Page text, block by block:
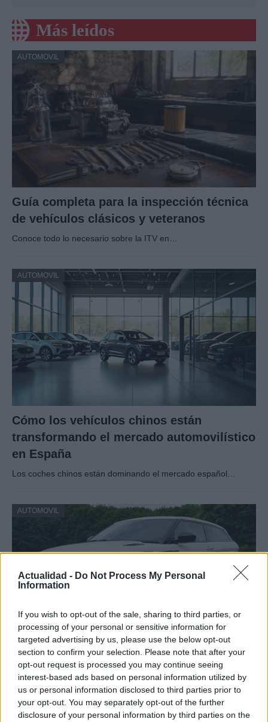
Actualidad - Do Not Process My Personal
Information
If you wish to opt-out of the sale, sharing to third parties, or
processing of your personal or sensitive information for
targeted advertising by us, please use the below opt-out
section to confirm your selection. Please note that after your
opt-out request is processed you may continue seeing
interest-based ads based on personal information utilized by
us or personal information disclosed to third parties prior to
your opt-out. You may separately opt-out of the further
disclosure of your personal information by third parties on the
Más leídos
AUTOMOVIL
Guía completa para la inspección técnica
de vehículos clásicos y veteranos
Conoce todo lo necesario sobre la ITV en…
AUTOMOVIL
Cómo los vehículos chinos están
transformando el mercado automovilístico
en España
Los coches chinos están dominando el mercado español…
AUTOMOVIL
Los coches más buscados
Con el objetivo de determinar cuáles son…
AUTOMOVIL